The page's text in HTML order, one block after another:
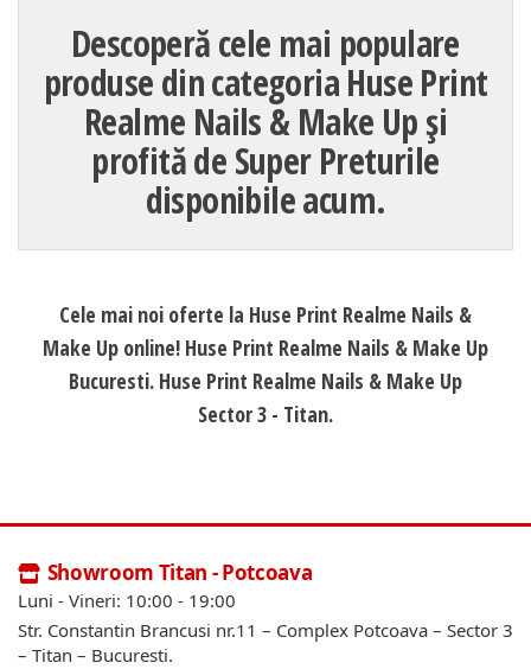
Descoperă cele mai populare
produse din categoria Huse Print
Realme Nails & Make Up și
profită de Super Preturile
disponibile acum.
Cele mai noi oferte la Huse Print Realme Nails &
Make Up online! Huse Print Realme Nails & Make Up
Bucuresti. Huse Print Realme Nails & Make Up
Sector 3 - Titan.
Showroom Titan - Potcoava
Luni - Vineri: 10:00 - 19:00
Str. Constantin Brancusi nr.11 – Complex Potcoava – Sector 3
– Titan – Bucuresti.